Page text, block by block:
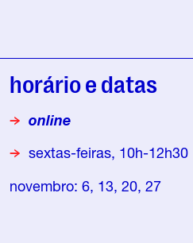
horário e datas
online
sextas-feiras, 10h-12h30
novembro: 6, 13, 20, 27